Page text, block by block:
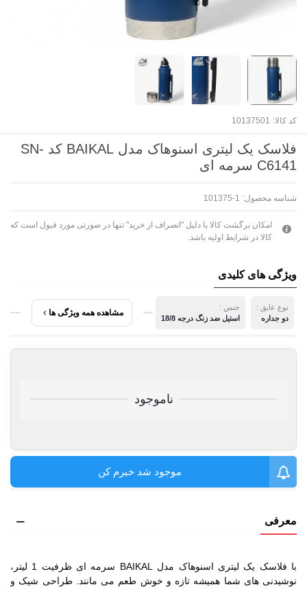
کد کالا: 10137501
فلاسک یک لیتری اسنوهاک مدل BAIKAL کد SN-
C6141 سرمه ای
شناسه محصول: 101375-1
امکان برگشت کالا با دلیل "انصراف از خرید" تنها در صورتی مورد قبول است که
کالا در شرایط اولیه باشد.
ویژگی های کلیدی
نوع عایق :
دو جداره
جنس :
استیل ضد زنگ درجه 18/8
مشاهده همه ویژگی ها
ناموجود
موجود شد خبرم کن
معرفی
با فلاسک یک لیتری اسنوهاک مدل BAIKAL سرمه ای ظرفیت 1 لیتر،
نوشیدنی های شما همیشه تازه و خوش طعم می مانند. طراحی شیک و